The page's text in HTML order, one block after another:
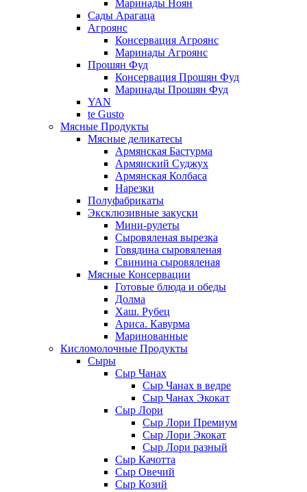
Маринады Ноян
Сады Арагаца
Агроянс
Консервация Агроянс
Маринады Агроянс
Прошян Фуд
Консервация Прошян Фуд
Маринады Прошян Фуд
YAN
te Gusto
Мясные Продукты
Мясные деликатесы
Армянская Бастурма
Армянский Суджух
Армянская Колбаса
Нарезки
Полуфабрикаты
Эксклюзивные закуски
Мини-рулеты
Сыровяленая вырезка
Говядина сыровяленая
Свинина сыровяленая
Мясные Консервации
Готовые блюда и обеды
Долма
Хаш. Рубец
Ариса. Кавурма
Маринованные
Кисломолочные Продукты
Сыры
Сыр Чанах
Сыр Чанах в ведре
Сыр Чанах Экокат
Сыр Лори
Сыр Лори Премиум
Сыр Лори Экокат
Сыр Лори разный
Сыр Качотта
Сыр Овечий
Сыр Козий